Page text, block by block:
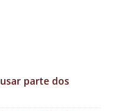
parte dos